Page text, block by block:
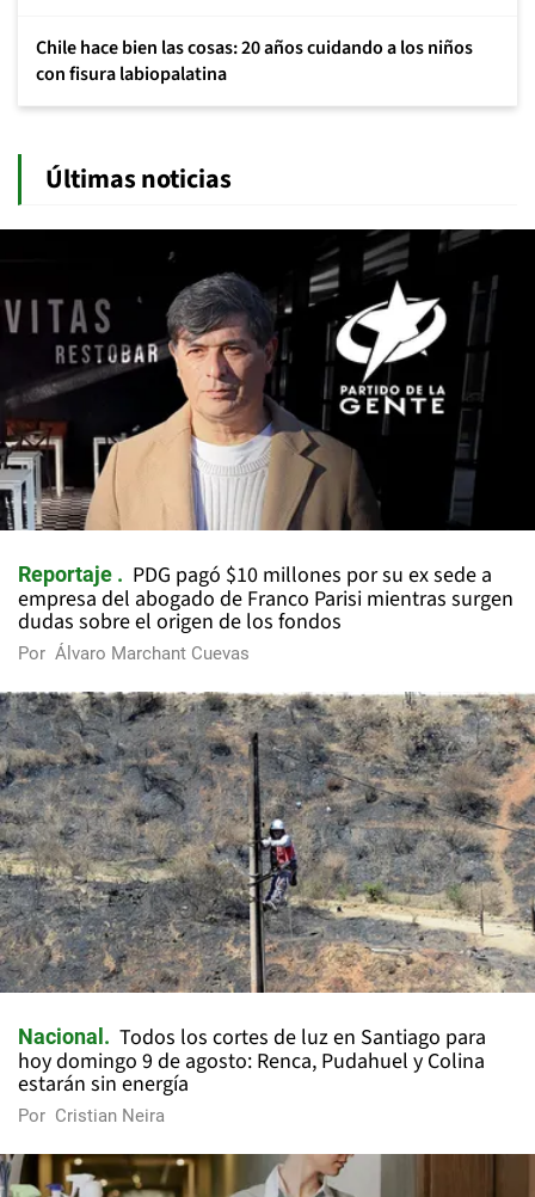
Chile hace bien las cosas: 20 años cuidando a los niños
con fisura labiopalatina
Últimas noticias
Reportaje
PDG pagó $10 millones por su ex sede a
empresa del abogado de Franco Parisi mientras surgen
dudas sobre el origen de los fondos
Por Álvaro Marchant Cuevas
Nacional
Todos los cortes de luz en Santiago para
hoy domingo 9 de agosto: Renca, Pudahuel y Colina
estarán sin energía
Por Cristian Neira